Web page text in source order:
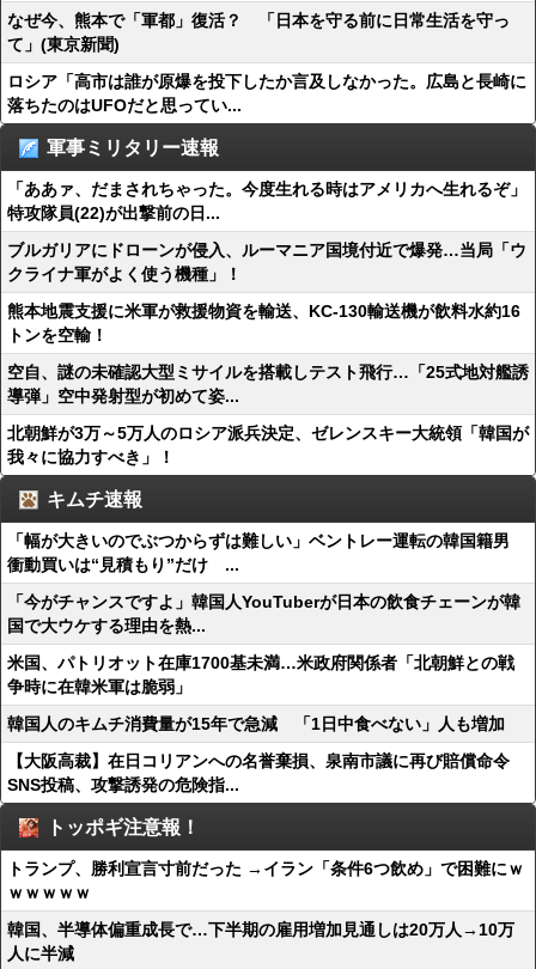
なぜ今、熊本で「軍都」復活？ 「日本を守る前に日常生活を守っ
て」(東京新聞)
ロシア「高市は誰が原爆を投下したか言及しなかった。広島と長崎に
落ちたのはUFOだと思ってい...
軍事ミリタリー速報
「ああァ、だまされちゃった。今度生れる時はアメリカへ生れるぞ」
特攻隊員(22)が出撃前の日...
ブルガリアにドローンが侵入、ルーマニア国境付近で爆発…当局「ウ
クライナ軍がよく使う機種」！
熊本地震支援に米軍が救援物資を輸送、KC-130輸送機が飲料水約16
トンを空輸！
空自、謎の未確認大型ミサイルを搭載しテスト飛行…「25式地対艦誘
導弾」空中発射型が初めて姿...
北朝鮮が3万～5万人のロシア派兵決定、ゼレンスキー大統領「韓国が
我々に協力すべき」！
キムチ速報
「幅が大きいのでぶつからずは難しい」ベントレー運転の韓国籍男
衝動買いは“見積もり”だけ ...
「今がチャンスですよ」韓国人YouTuberが日本の飲食チェーンが韓
国で大ウケする理由を熱...
米国、パトリオット在庫1700基未満…米政府関係者「北朝鮮との戦
争時に在韓米軍は脆弱」
韓国人のキムチ消費量が15年で急減 「1日中食べない」人も増加
【大阪高裁】在日コリアンへの名誉棄損、泉南市議に再び賠償命令
SNS投稿、攻撃誘発の危険指...
トッポギ注意報！
トランプ、勝利宣言寸前だった →イラン「条件6つ飲め」で困難にｗ
ｗｗｗｗｗ
韓国、半導体偏重成長で…下半期の雇用増加見通しは20万人→10万
人に半減